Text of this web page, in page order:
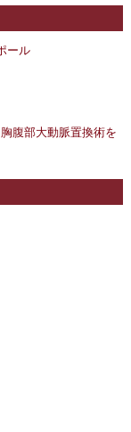
ール
腹部大動脈置換術を